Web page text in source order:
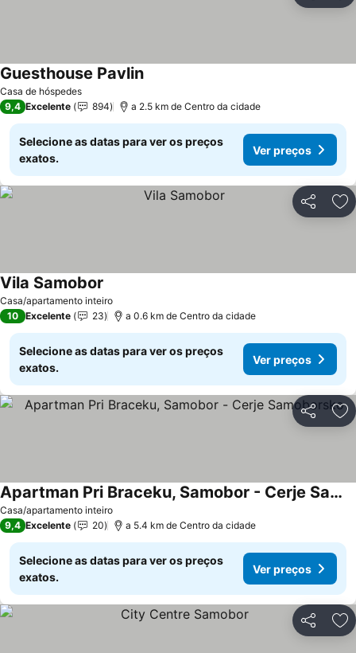
Casa de hóspedes
Guesthouse PavlinVer preços
9,4 Excelente 894 a 2.5 km de Centro da cidade
Selecione as datas para ver os preços
exatos.
Ver preços
Partilhar
Casa/apartamento inteiro
Vila Samobor
10 Excelente 23 a 0.6 km de Centro da cidade
Selecione as datas para ver os preços
exatos.
Ver preços
Partilhar
Casa/apartamento inteiro
Apartman Pri Braceku, Samobor - Cerje Samoborsko
Ver preços
9,4 Excelente 20 a 5.4 km de Centro da cidade
Selecione as datas para ver os preços
exatos.
Ver preços
Partilhar